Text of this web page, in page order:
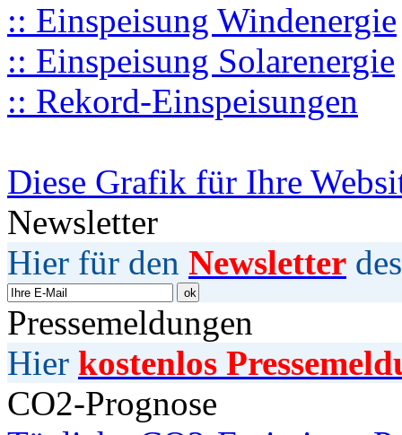
:: Einspeisung Windenergie
:: Einspeisung Solarenergie
:: Rekord-Einspeisungen
Diese Grafik für Ihre
Newsletter
Hier für den Newsletter
Pressemeldungen
Hier kostenlos
CO2-Prognose